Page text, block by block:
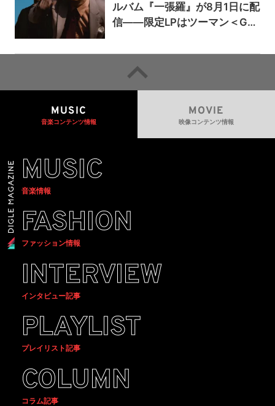
ルバム『一張羅』が8月1日に配
信——限定LPはツーマン＜Gai
MUSIC
音楽コンテンツ情報
MOVIE
映像コンテンツ情報
MUSIC
音楽情報
FASHION
ファッション情報
INTERVIEW
インタビュー記事
PLAYLIST
プレイリスト記事
COLUMN
コラム記事